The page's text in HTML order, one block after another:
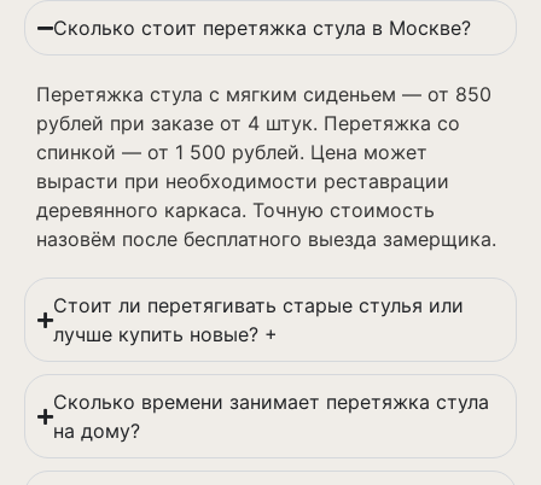
Сколько стоит перетяжка стула в Москве?
Перетяжка стула с мягким сиденьем — от 850
рублей при заказе от 4 штук. Перетяжка со
спинкой — от 1 500 рублей. Цена может
вырасти при необходимости реставрации
деревянного каркаса. Точную стоимость
назовём после бесплатного выезда замерщика.
Стоит ли перетягивать старые стулья или
лучше купить новые? +
Сколько времени занимает перетяжка стула
на дому?